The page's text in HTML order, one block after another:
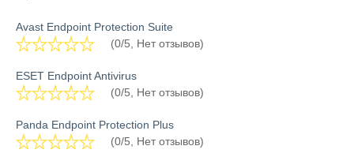
Avast Endpoint Protection Suite
(0/5, Нет отзывов)
ESET Endpoint Antivirus
(0/5, Нет отзывов)
Panda Endpoint Protection Plus
(0/5, Нет отзывов)